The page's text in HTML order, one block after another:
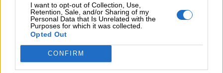
I want to opt-out of Collection, Use,
Retention, Sale, and/or Sharing of my
Personal Data that Is Unrelated with the
Purposes for which it was collected.
Opted Out
CONFIRM